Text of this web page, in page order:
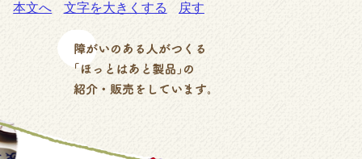
本文へ 文字を大きくする 戻す